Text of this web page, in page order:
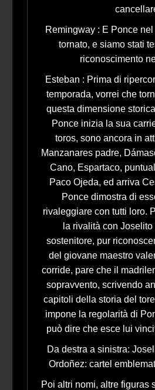
Remingway : E Ponce
tornato, e siamo stati
riconoscimento
Esteban : Prima di
temporada, vorrei che
questa dimensione
Ponce inizia la sua
toros, sono ancora in
Manzanares padre,
Cano, Espartaco,
Paco Ojeda, ed arriva
Ponce dimostra di
rivaleggiare con tutti loro.
la rivalità con
sostenitore, pur
del giovane maestro
corride, pare che il
sopravvento, scrivendo
capitoli della storia del
impone la regolarità di
può dire che esce lui
Da destra a sinistra:
Ordoñez: cartel
Poi altri nomi, altre figuras